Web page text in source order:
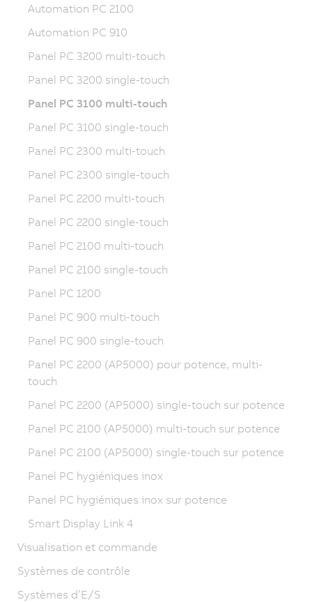
Automation PC 2100
Automation PC 910
Panel PC 3200 multi-touch
Panel PC 3200 single-touch
Panel PC 3100 multi-touch
Panel PC 3100 single-touch
Panel PC 2300 multi-touch
Panel PC 2300 single-touch
Panel PC 2200 multi-touch
Panel PC 2200 single-touch
Panel PC 2100 multi-touch
Panel PC 2100 single-touch
Panel PC 1200
Panel PC 900 multi-touch
Panel PC 900 single-touch
Panel PC 2200 (AP5000) pour potence, multi-
touch
Panel PC 2200 (AP5000) single-touch sur potence
Panel PC 2100 (AP5000) multi-touch sur potence
Panel PC 2100 (AP5000) single-touch sur potence
Panel PC hygiéniques inox
Panel PC hygiéniques inox sur potence
Smart Display Link 4
Visualisation et commande
Systèmes de contrôle
Systèmes d’E/S